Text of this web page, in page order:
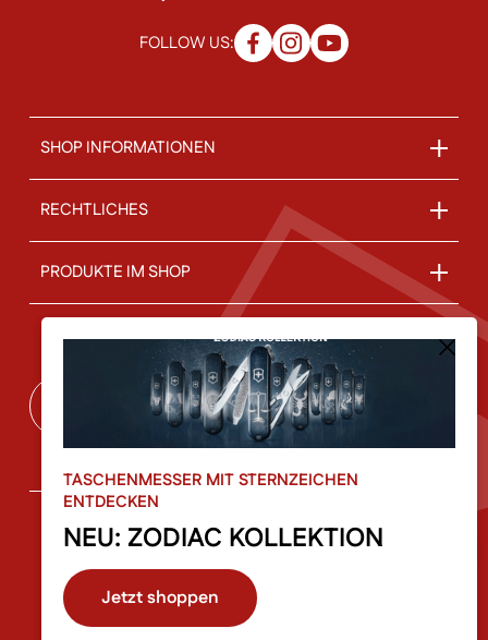
FOLLOW US:
SHOP INFORMATIONEN
RECHTLICHES
PRODUKTE IM SHOP
ÜBER UNS
Vertrag widerrufen
© 2026 Schweizer Messer Shop by Haus der Schlösser |
Stockhofstraße 32 | 4020 Linz | made with Love by
TASCHENMESSER MIT STERNZEICHEN
ENTDECKEN
NEU: ZODIAC KOLLEKTION
Jetzt shoppen